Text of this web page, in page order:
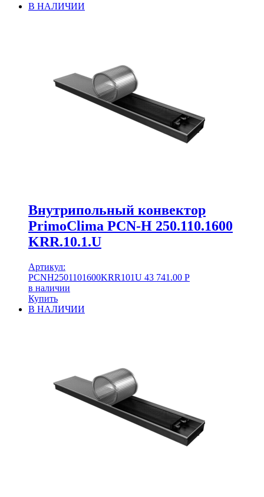
В НАЛИЧИИ
Внутрипольный конвектор
PrimoClima PCN-H 250.110.1600
KRR.10.1.U
Артикул:
PCNH2501101600KRR101U 43 741.00 Р
в наличии
Купить
В НАЛИЧИИ